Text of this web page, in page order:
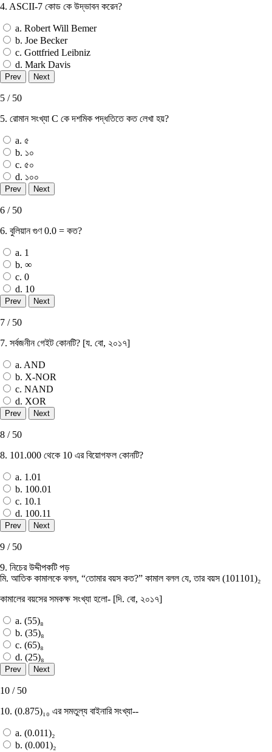
4. ASCII-7 কোড কে উদ্ভাবন করেন?
a. Robert Will Bemer
b. Joe Becker
c. Gottfried Leibniz
d. Mark Davis
5 / 50
5. রােমান সংখ্যা C কে দশমিক পদ্ধতিতে কত লেখা হয়?
a. ৫
b. ১০
c. ৫০
d. ১০০
6 / 50
6. বুলিয়ান গুণ 0.0 = কত?
a. 1
b. ∞
c. 0
d. 10
7 / 50
7. সর্বজনীন গেইট কোনটি? [য. বাে, ২০১৭]
a. AND
b. X-NOR
c. NAND
d. XOR
8 / 50
8. 101.000 থেকে 10 এর বিয়ােগফল কোনটি?
a. 1.01
b. 100.01
c. 10.1
d. 100.11
9 / 50
9. নিচের উদ্দীপকটি পড়
মি. আতিক কামালকে বলল, “তােমার বয়স কত?” কামাল বলল যে, তার বয়স (101101)₂
কামালের বয়সের সমকক্ষ সংখ্যা হলাে- [দি. বাে, ২০১৭]
a. (55)₈
b. (35)₈
c. (65)₈
d. (25)₈
10 / 50
10. (0.875)₁₀ এর সমতুল্য বাইনারি সংখ্যা--
a. (0.011)₂
b. (0.001)₂